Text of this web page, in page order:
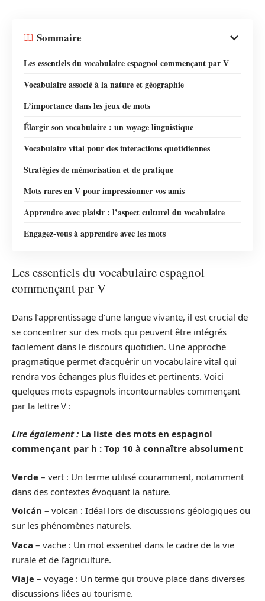
Sommaire
Les essentiels du vocabulaire espagnol commençant par V
Vocabulaire associé à la nature et géographie
L’importance dans les jeux de mots
Élargir son vocabulaire : un voyage linguistique
Vocabulaire vital pour des interactions quotidiennes
Stratégies de mémorisation et de pratique
Mots rares en V pour impressionner vos amis
Apprendre avec plaisir : l’aspect culturel du vocabulaire
Engagez-vous à apprendre avec les mots
Les essentiels du vocabulaire espagnol
commençant par V
Dans l’apprentissage d’une langue vivante, il est crucial de
se concentrer sur des mots qui peuvent être intégrés
facilement dans le discours quotidien. Une approche
pragmatique permet d’acquérir un vocabulaire vital qui
rendra vos échanges plus fluides et pertinents. Voici
quelques mots espagnols incontournables commençant
par la lettre V :
Lire également : La liste des mots en espagnol
commençant par h : Top 10 à connaître absolument
Verde – vert : Un terme utilisé couramment, notamment
dans des contextes évoquant la nature.
Volcán – volcan : Idéal lors de discussions géologiques ou
sur les phénomènes naturels.
Vaca – vache : Un mot essentiel dans le cadre de la vie
rurale et de l’agriculture.
Viaje – voyage : Un terme qui trouve place dans diverses
discussions liées au tourisme.